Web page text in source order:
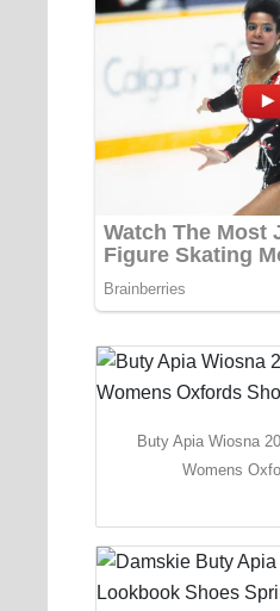
Buty Apia Wiosna
Womens